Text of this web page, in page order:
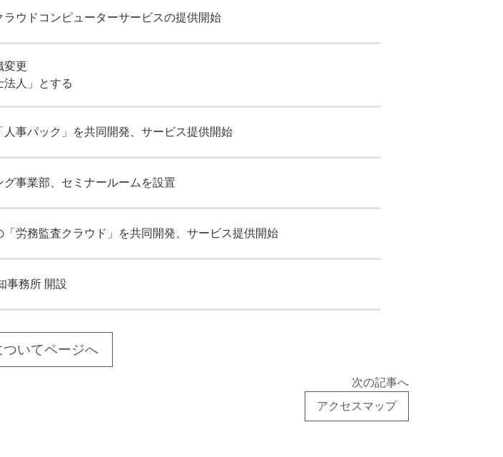
よくある質問
お知らせ
ブログ
ウドコンピューターサービスの提供開始
変更
人」とする
事パック」を共同開発、サービス提供開始
事業部、セミナールームを設置
労務監査クラウド」を共同開発、サービス提供開始
事務所 開設
ついてページへ
次の記事へ
アクセスマップ